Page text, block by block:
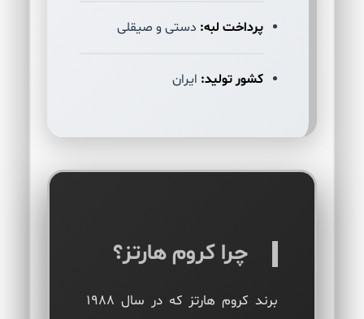
پرداخت لبه: دستی و صیقلی
کشور تولید: ایران
چرا کروم هارتز؟
برند کروم هارتز که در سال 1988